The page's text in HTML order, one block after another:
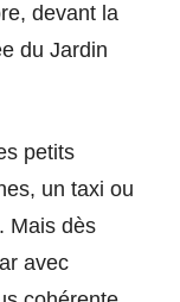
devant la
du Jardin
petits
un taxi ou
Mais dès
avec